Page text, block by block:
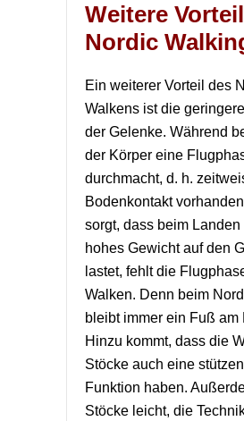
Weitere
Nordic
Ein weiterer Vorteil des
Walkens ist die
der Gelenke. Während
der Körper eine
durchmacht, d. h.
Bodenkontakt
sorgt, dass beim Landen
hohes Gewicht auf den
lastet, fehlt die
Walken. Denn beim
bleibt immer ein Fuß am
Hinzu kommt, dass die
Stöcke auch eine
Funktion haben.
Stöcke leicht, die